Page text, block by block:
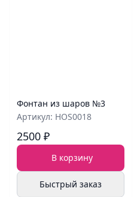
Фонтан из шаров №3
Артикул: HOS0018
2500 ₽
В корзину
Быстрый заказ